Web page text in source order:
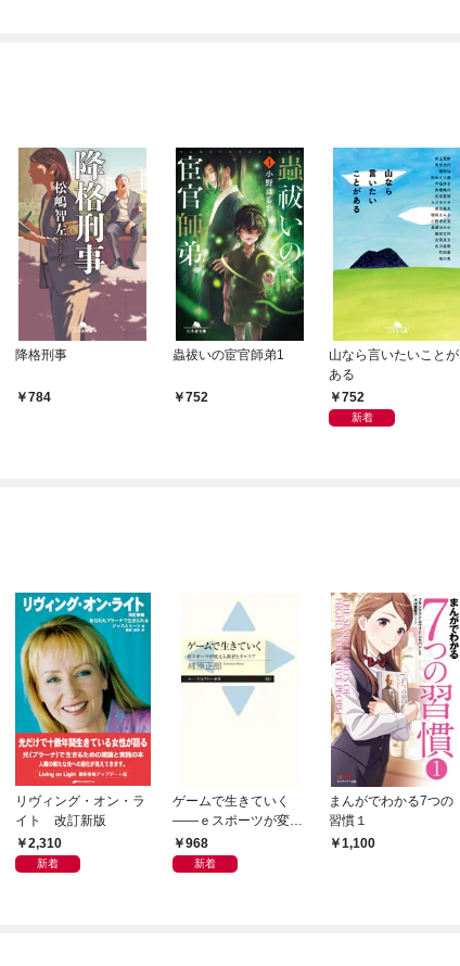
降格刑事
784
蟲祓いの宦官師弟1
752
山なら言いたいことが
ある
752
新着
リヴィング・オン・ラ
イト 改訂新版
2,310
新着
ゲームで生きていく
――ｅスポーツが変え
る教育とキャリア
968
新着
まんがでわかる7つの
習慣１
1,100